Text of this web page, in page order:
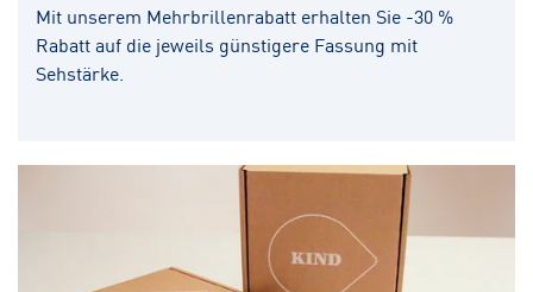
Mit unserem Mehrbrillenrabatt erhalten Sie -30 %
Rabatt auf die jeweils günstigere Fassung mit
Sehstärke.